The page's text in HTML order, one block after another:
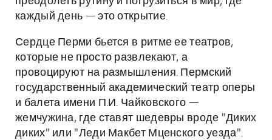
каждый день — это открытие.
Сердце Перми бьется в ритме ее театров,
которые не просто развлекают, а
провоцируют на размышления. Пермский
государственный академический театр оперы
и балета имени П.И. Чайковского —
жемчужина, где ставят шедевры вроде "Диких
диких" или "Леди Макбет Мценского уезда".